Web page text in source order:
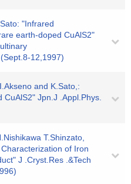
"Infrared
earth-doped CuAlS2"
12,1997)
and K.Sato,:
Jpn.J .Appl.Phys.
T.Shinzato,
of Iron
J .Cryst.Res .&Tech